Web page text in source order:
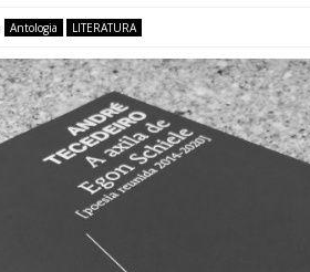
Antologia LITERATURA